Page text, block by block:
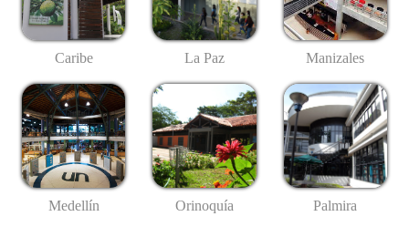
Caribe La Paz Manizales
Medellín Orinoquía Palmira